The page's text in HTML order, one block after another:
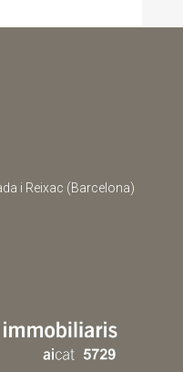
i Reixac (Barcelona)